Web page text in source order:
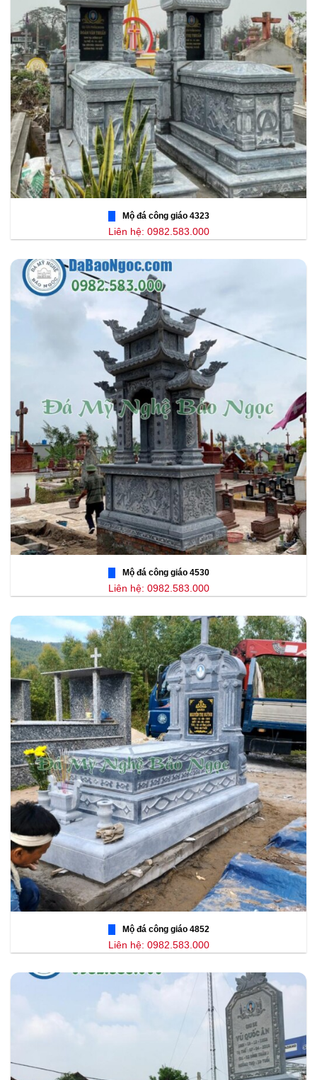
Mộ đá công giáo 4323
Liên hệ: 0982.583.000
Mộ đá công giáo 4530
Liên hệ: 0982.583.000
Mộ đá công giáo 4852
Liên hệ: 0982.583.000